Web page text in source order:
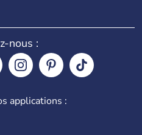
nous :
applications :